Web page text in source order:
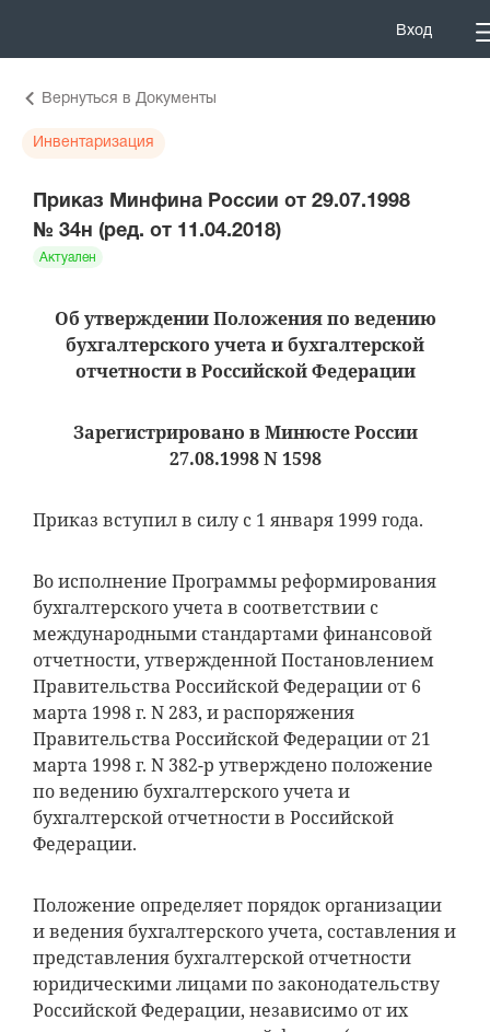
Вход
Вернуться в Документы
Инвентаризация
Приказ Минфина России от 29.07.1998
№ 34н (ред. от 11.04.2018)
Актуален
Об утверждении Положения по ведению
бухгалтерского учета и бухгалтерской
отчетности в Российской Федерации
Зарегистрировано в Минюсте России
27.08.1998 N 1598
Приказ вступил в силу с 1 января 1999 года.
Во исполнение Программы реформирования
бухгалтерского учета в соответствии с
международными стандартами финансовой
отчетности, утвержденной Постановлением
Правительства Российской Федерации от 6
марта 1998 г. N 283, и распоряжения
Правительства Российской Федерации от 21
марта 1998 г. N 382-р утверждено положение
по ведению бухгалтерского учета и
бухгалтерской отчетности в Российской
Федерации.
Положение определяет порядок организации
и ведения бухгалтерского учета, составления и
представления бухгалтерской отчетности
юридическими лицами по законодательству
Российской Федерации, независимо от их